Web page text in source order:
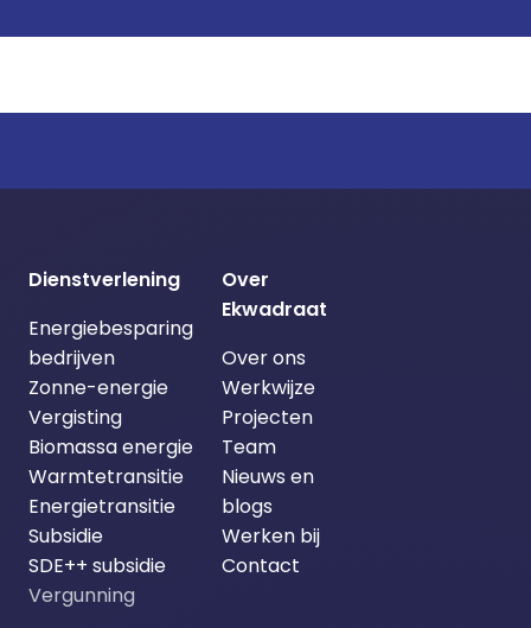
Dienstverlening
Energiebesparing
bedrijven
Zonne-energie
Vergisting
Biomassa energie
Warmtetransitie
Energietransitie
Subsidie
SDE++ subsidie
Vergunning
Over
Ekwadraat
Over ons
Werkwijze
Projecten
Team
Nieuws en
blogs
Werken bij
Contact